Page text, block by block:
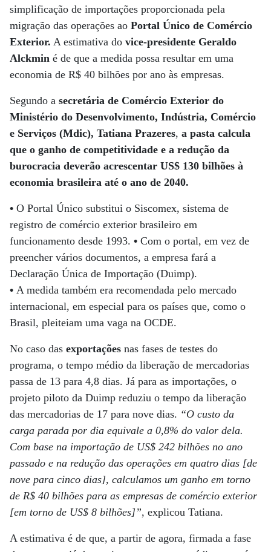
simplificação de importações proporcionada pela
migração das operações ao Portal Único de Comércio
Exterior. A estimativa do vice-presidente Geraldo
Alckmin é de que a medida possa resultar em uma
economia de R$ 40 bilhões por ano às empresas.
Segundo a secretária de Comércio Exterior do
Ministério do Desenvolvimento, Indústria, Comércio
e Serviços (Mdic), Tatiana Prazeres, a pasta calcula
que o ganho de competitividade e a redução da
burocracia deverão acrescentar US$ 130 bilhões à
economia brasileira até o ano de 2040.
• O Portal Único substitui o Siscomex, sistema de
registro de comércio exterior brasileiro em
funcionamento desde 1993. • Com o portal, em vez de
preencher vários documentos, a empresa fará a
Declaração Única de Importação (Duimp).
• A medida também era recomendada pelo mercado
internacional, em especial para os países que, como o
Brasil, pleiteiam uma vaga na OCDE.
No caso das exportações nas fases de testes do
programa, o tempo médio da liberação de mercadorias
passa de 13 para 4,8 dias. Já para as importações, o
projeto piloto da Duimp reduziu o tempo da liberação
das mercadorias de 17 para nove dias. “O custo da
carga parada por dia equivale a 0,8% do valor dela.
Com base na importação de US$ 242 bilhões no ano
passado e na redução das operações em quatro dias [de
nove para cinco dias], calculamos um ganho em torno
de R$ 40 bilhões para as empresas de comércio exterior
[em torno de US$ 8 bilhões]”, explicou Tatiana.
A estimativa é de que, a partir de agora, firmada a fase